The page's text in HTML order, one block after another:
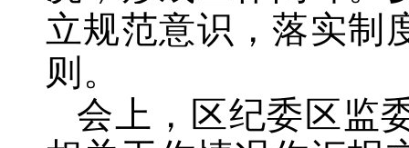
立规范意识，落实制
则。
会上，区纪委区监